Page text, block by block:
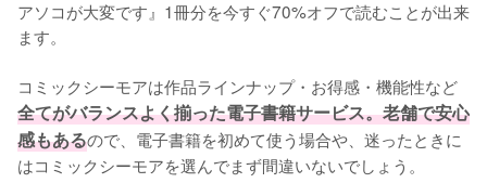
アソコが大変です』1冊分を今すぐ70%オフで読むことが出来
ます。
コミックシーモアは作品ラインナップ・お得感・機能性など
全てがバランスよく揃った電子書籍サービス。老舗で安心
感もあるので、電子書籍を初めて使う場合や、迷ったときに
はコミックシーモアを選んでまず間違いないでしょう。